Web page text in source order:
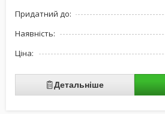
Придатний до:
Наявність:
Ціна:
Детальніше